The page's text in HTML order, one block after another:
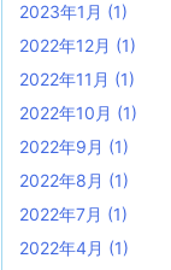
2023年1月 (1)
2022年12月 (1)
2022年11月 (1)
2022年10月 (1)
2022年9月 (1)
2022年8月 (1)
2022年7月 (1)
2022年4月 (1)